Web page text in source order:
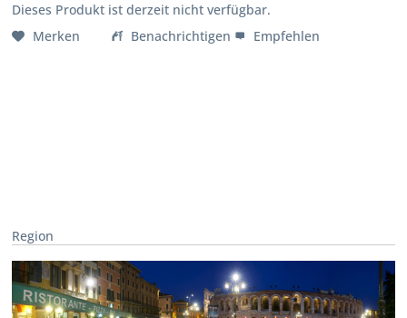
Dieses Produkt ist derzeit nicht verfügbar.
Merken
Benachrichtigen Empfehlen
Region